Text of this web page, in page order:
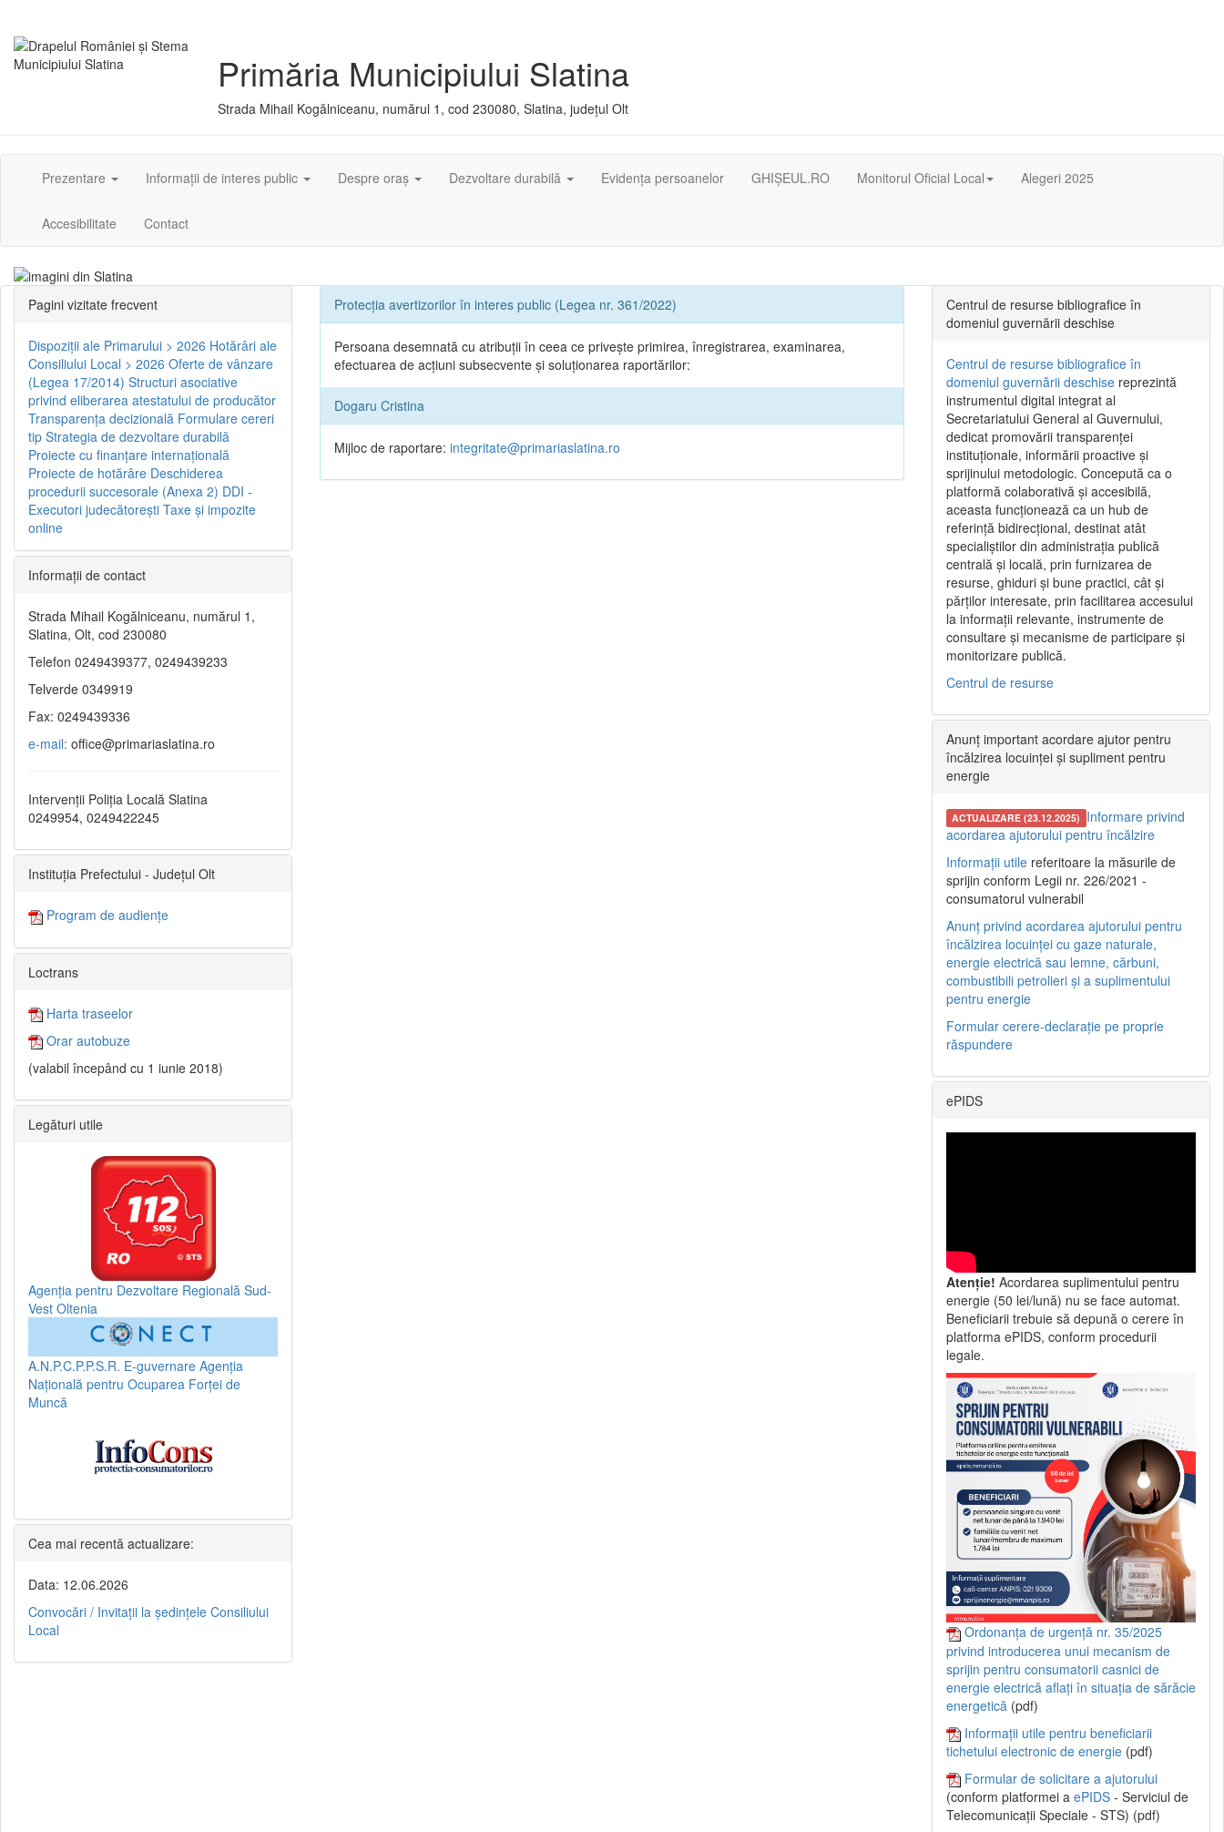
Primăria Municipiului Slatina
Strada Mihail Kogălniceanu, numărul 1, cod 230080, Slatina, județul Olt
Prezentare Informații de interes public Despre oraș Dezvoltare durabilă Evidența persoanelor GHIȘEUL.RO Monitorul Oficial Local Alegeri 2025
Accesibilitate Contact
Protecția avertizorilor în interes public (Legea nr. 361/2022)
Persoana desemnată cu atribuții în ceea ce privește primirea, înregistrarea, examinarea,
efectuarea de acțiuni subsecvente și soluționarea raportărilor:
Dogaru Cristina
Mijloc de raportare: integritate@primariaslatina.ro
Pagini vizitate frecvent
Dispoziţii ale Primarului > 2026 Hotărâri ale
Consiliului Local > 2026 Oferte de vânzare
(Legea 17/2014) Structuri asociative
privind eliberarea atestatului de producător
Transparenţa decizională Formulare cereri
tip Strategia de dezvoltare durabilă
Proiecte cu finanţare internaţională
Proiecte de hotărâre Deschiderea
procedurii succesorale (Anexa 2) DDI -
Executori judecătorești Taxe şi impozite
online
Informaţii de contact
Strada Mihail Kogălniceanu, numărul 1,
Slatina, Olt, cod 230080
Telefon 0249439377, 0249439233
Telverde 0349919
Fax: 0249439336
e-mail: office@primariaslatina.ro
Intervenții Poliția Locală Slatina
0249954, 0249422245
Instituția Prefectului - Județul Olt
Program de audiențe
Loctrans
Harta traseelor
Orar autobuze
(valabil începând cu 1 iunie 2018)
Legături utile
Agenția pentru Dezvoltare Regională Sud-
Vest Oltenia
A.N.P.C.P.P.S.R. E-guvernare Agenția
Națională pentru Ocuparea Forței de
Muncă
Cea mai recentă actualizare:
Data: 12.06.2026
Convocări / Invitaţii la şedinţele Consiliului
Local
Centrul de resurse bibliografice în
domeniul guvernării deschise
Centrul de resurse bibliografice în
domeniul guvernării deschise reprezintă
instrumentul digital integrat al
Secretariatului General al Guvernului,
dedicat promovării transparenței
instituționale, informării proactive și
sprijinului metodologic. Concepută ca o
platformă colaborativă și accesibilă,
aceasta funcționează ca un hub de
referință bidirecțional, destinat atât
specialiștilor din administrația publică
centrală și locală, prin furnizarea de
resurse, ghiduri și bune practici, cât și
părților interesate, prin facilitarea accesului
la informații relevante, instrumente de
consultare și mecanisme de participare și
monitorizare publică.
Centrul de resurse
Anunț important acordare ajutor pentru
încălzirea locuinței și supliment pentru
energie
ACTUALIZARE (23.12.2025) Informare privind
acordarea ajutorului pentru încălzire
Informații utile referitoare la măsurile de
sprijin conform Legii nr. 226/2021 -
consumatorul vulnerabil
Anunț privind acordarea ajutorului pentru
încălzirea locuinței cu gaze naturale,
energie electrică sau lemne, cărbuni,
combustibili petrolieri și a suplimentului
pentru energie
Formular cerere-declarație pe proprie
răspundere
ePIDS
Atenție! Acordarea suplimentului pentru
energie (50 lei/lună) nu se face automat.
Beneficiarii trebuie să depună o cerere în
platforma ePIDS, conform procedurii
legale.
Ordonanța de urgență nr. 35/2025
privind introducerea unui mecanism de
sprijin pentru consumatorii casnici de
energie electrică aflați în situația de sărăcie
energetică (pdf)
Informații utile pentru beneficiarii
tichetului electronic de energie (pdf)
Formular de solicitare a ajutorului
(conform platformei a ePIDS - Serviciul de
Telecomunicații Speciale - STS) (pdf)